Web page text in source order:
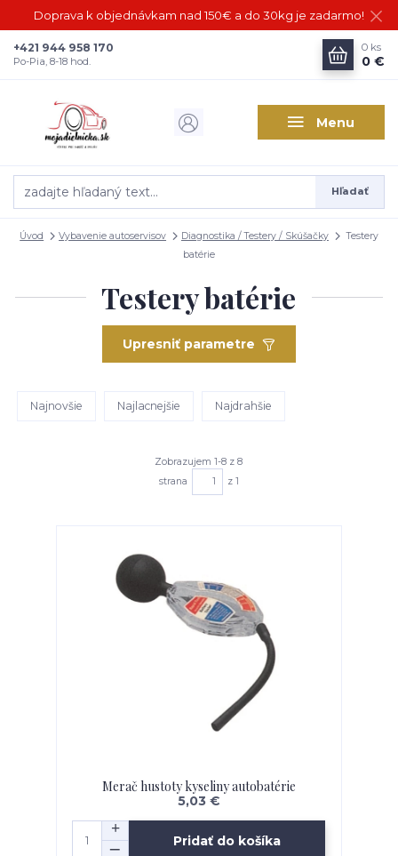
Doprava k objednávkam nad 150€ a do 30kg je zadarmo!
Menu
Hľadať
+421 944 958 170
Po-Pia, 8-18 hod.
0 ks
0 €
Úvod Vybavenie autoservisov Diagnostika / Testery / Skúšačky
Testery
batérie
Testery batérie
Upresniť parametre
Najnovšie Najlacnejšie Najdrahšie
Zobrazujem 1-8 z 8
strana
z 1
Merač hustoty kyseliny autobatérie
5,03 €
Pridať do košíka